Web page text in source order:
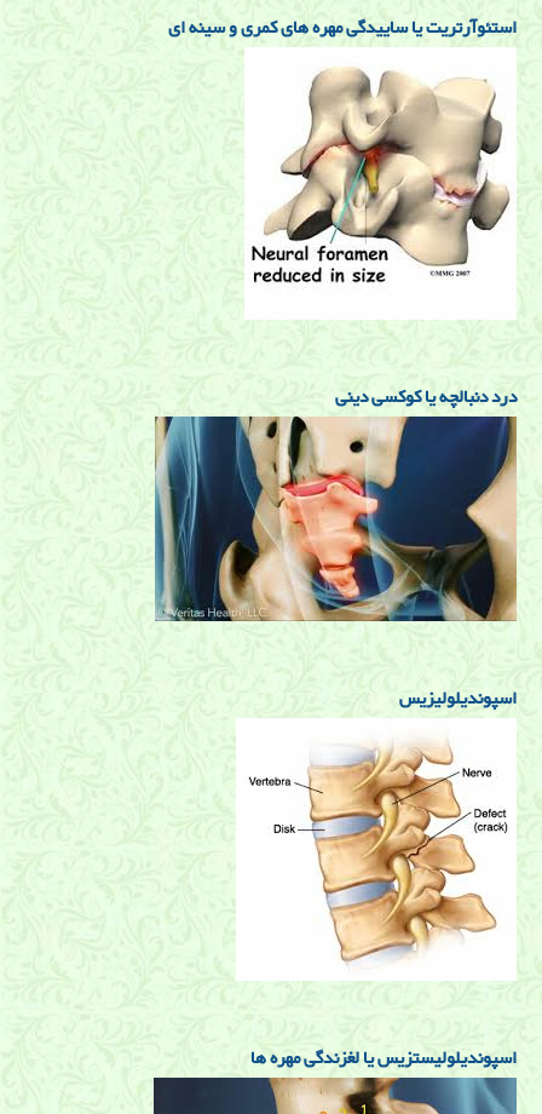
استئوآرتریت یا ساییدگی مهره های کمری و سینه ای
درد دنبالچه یا کوکسی دینی
اسپوندیلولیزیس
اسپوندیلولیستزیس یا لغزندگی مهره ها